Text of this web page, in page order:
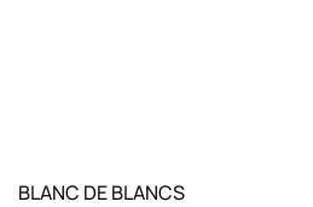
BLANC DE BLANCS